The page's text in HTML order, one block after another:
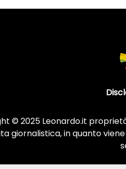
© 2025 Leonardo.it
giornalistica, in quanto